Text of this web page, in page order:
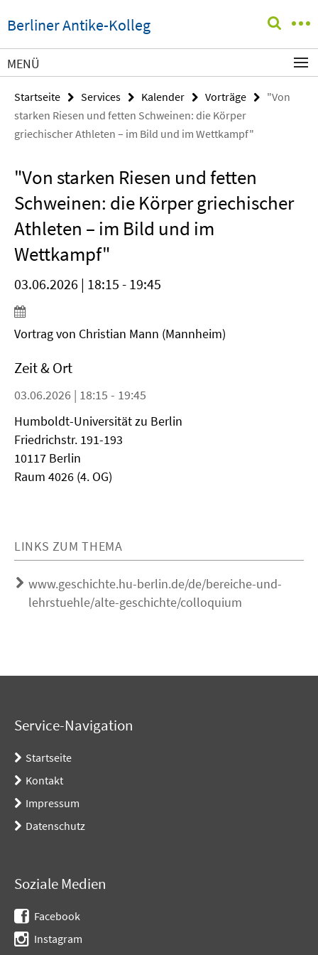
direkt
zu
Inhalt
Berliner Antike-Kolleg
Service-
MENÜ
Startseite Services Kalender Vorträge
"Von
starken Riesen und fetten Schweinen: die Körper
griechischer Athleten – im Bild und im Wettkampf"
"Von starken Riesen und fetten
Schweinen: die Körper griechischer
Athleten – im Bild und im
Wettkampf"
03.06.2026 | 18:15 - 19:45
Vortrag von Christian Mann (Mannheim)
Zeit & Ort
03.06.2026 | 18:15 - 19:45
Humboldt-Universität zu Berlin
Friedrichstr. 191-193
10117 Berlin
Raum 4026 (4. OG)
LINKS ZUM THEMA
www.geschichte.hu-berlin.de/de/bereiche-und-
lehrstuehle/alte-geschichte/colloquium
Service-Navigation
Startseite
Kontakt
Impressum
Datenschutz
Soziale Medien
Facebook
Instagram